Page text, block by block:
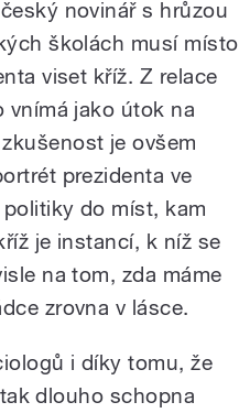
novinář s hrůzou
školách musí místo
viset kříž. Z relace
vnímá jako útok na
je ovšem
prezidenta ve
do míst, kam
je instancí, k níž se
na tom, zda máme
zrovna v lásce.
i díky tomu, že
dlouho schopna